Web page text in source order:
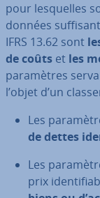
pour les­quelles
données
IFRS 13.62 sont
de coûts et les
pa­ra­mètres
l’objet d’un
Les
de dettes
Les
prix